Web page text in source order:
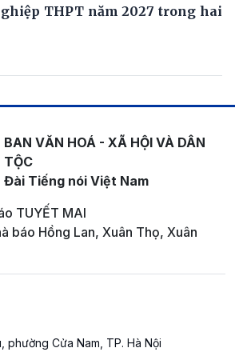
THPT năm 2027 trong hai
BAN VĂN HOÁ - XÃ HỘI VÀ DÂN
TỘC
Đài Tiếng nói Việt Nam
TUYẾT MAI
báo Hồng Lan, Xuân Thọ, Xuân
phường Cửa Nam, TP. Hà Nội